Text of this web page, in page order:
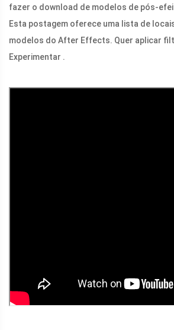
fazer o download de modelos de pós-
Esta postagem oferece uma lista de
modelos do After Effects. Quer aplicar
Experimentar .